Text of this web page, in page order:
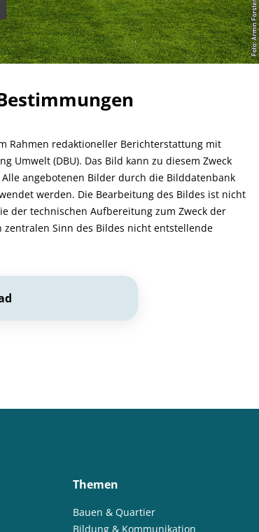
Rahmen redaktioneller Berichterstattung mit
Umwelt (DBU). Das Bild kann zu diesem Zweck
angebotenen Bilder durch die Bilddatenbank
werden. Die Bearbeitung des Bildes ist nicht
der technischen Aufbereitung zum Zweck der
Sinn des Bildes nicht entstellende
Themen
Bauen & Quartier
Bildung & Kommunikation